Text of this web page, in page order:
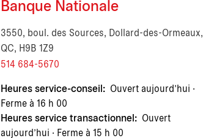
Banque Nationale
3550, boul. des Sources, Dollard-des-Ormeaux,
QC, H9B 1Z9
514 684-5670
Heures service-conseil:
Ouvert aujourd’hui ·
Ferme à 16 h 00
Heures service transactionnel:
Ouvert
aujourd’hui · Ferme à 15 h 00